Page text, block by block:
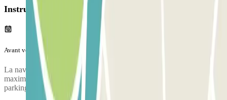
Instructions
Avant votre voyage
La navette n’assure le transfert vers l’aéroport que pour 2 personnes
maximum. Déposez les autres passagers à l’aéroport avant d’aller au
parking si vous êtes plus de deux.